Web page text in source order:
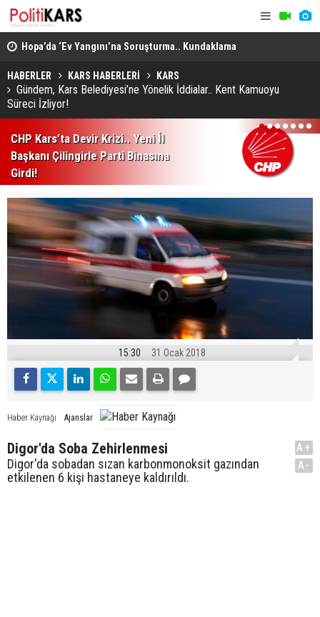
Hopa’da ‘Ev Yangını’na Soruşturma.. Kundaklama
Şüphesiyle 1 Kişi Gözaltına Alındı!
HABERLER KARS HABERLERİ KARS
Gündem, Kars Belediyesi’ne Yönelik İddialar.. Kent Kamuoyu
Süreci İzliyor!
CHP Kars’ta Devir Krizi.. Yeni İl
Başkanı Çilingirle Parti Binasına
Girdi!
1 2 3 4 5 6 7
15:30 31 Ocak 2018
Haber Kaynağı Ajanslar
Digor'da Soba Zehirlenmesi
Digor'da sobadan sızan karbonmonoksit gazından
etkilenen 6 kişi hastaneye kaldırıldı.
A+
A-